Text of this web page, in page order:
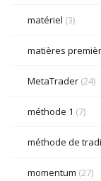
matériel (3)
matières
MetaTrader (24)
méthode 1 (7)
méthode de
momentum (27)